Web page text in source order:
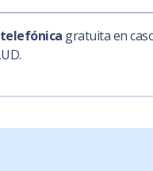
gratuita en